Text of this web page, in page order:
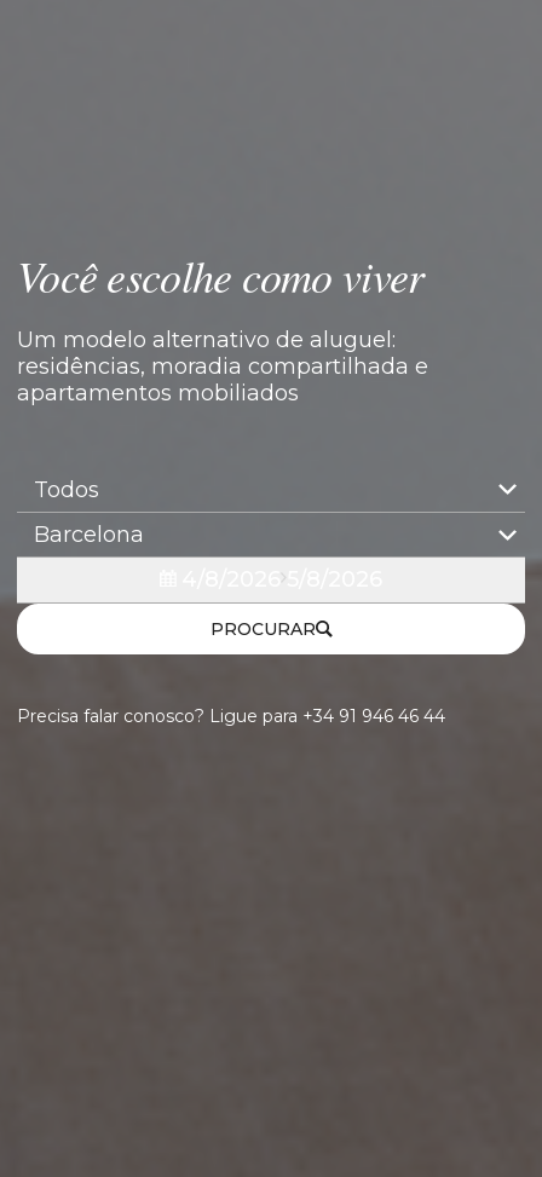
Você escolhe como viver
Um modelo alternativo de aluguel:
residências, moradia compartilhada e
apartamentos mobiliados
PROCURAR
Precisa falar conosco? Ligue para +34 91 946 46 44